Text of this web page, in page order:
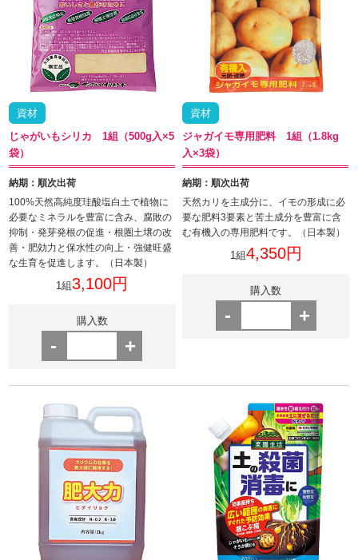
資材
じゃがいもシリカ 1組（500g入×5
袋）
納期：順次出荷
100%天然高純度珪酸塩白土で植物に
必要なミネラルを豊富に含み、腐敗の
抑制・発芽発根の促進・根圏土壌の改
善・肥効力と保水性の向上・強健旺盛
な生育を促進します。（日本製）
1組3,100円
購入数
- +
資材
ジャガイモ専用肥料 1組（1.8kg
入×3袋）
納期：順次出荷
天然カリを主成分に、イモの形成に必
要な肥料3要素と苦土成分を豊富に含
む有機入の専用肥料です。（日本製）
1組4,350円
購入数
- +